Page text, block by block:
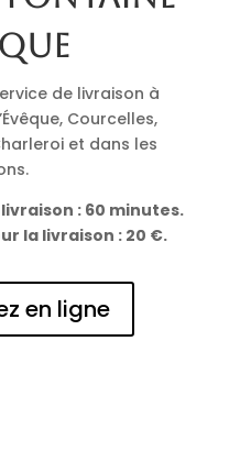
de livraison à
Courcelles,
et dans les
: 60 minutes.
la livraison : 20 €.
en ligne